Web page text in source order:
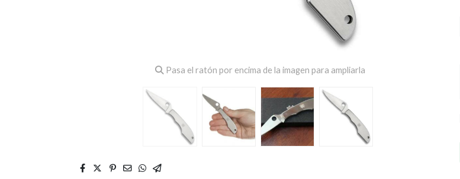
Pasa el ratón por encima de la imagen para ampliarla